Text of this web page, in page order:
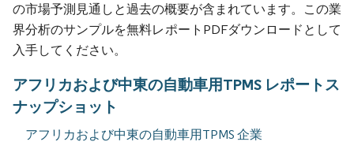
の市場予測見通しと過去の概要が含まれています。この業
界分析のサンプルを無料レポートPDFダウンロードとして
入手してください。
アフリカおよび中東の自動車用TPMS レポートス
ナップショット
アフリカおよび中東の自動車用TPMS 企業